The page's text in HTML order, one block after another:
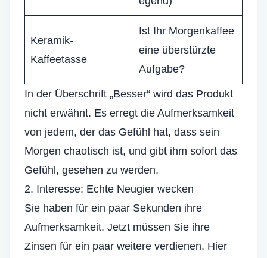
Keramik-
Kaffeetasse
Ist Ihr Morgenkaffee
eine überstürzte
Aufgabe?
In der Überschrift „Besser“ wird das Produkt
nicht erwähnt. Es erregt die Aufmerksamkeit
von jedem, der das Gefühl hat, dass sein
Morgen chaotisch ist, und gibt ihm sofort das
Gefühl, gesehen zu werden.
2. Interesse: Echte Neugier wecken
Sie haben für ein paar Sekunden ihre
Aufmerksamkeit. Jetzt müssen Sie ihre
Zinsen für ein paar weitere verdienen. Hier